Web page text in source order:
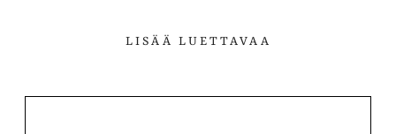
LISÄÄ LUETTAVAA